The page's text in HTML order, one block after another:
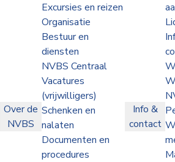
Over de
NVBS
Excursies en reizen
Organisatie
Bestuur en
diensten
NVBS Centraal
Vacatures
(vrijwilligers)
Schenken en
nalaten
Documenten en
procedures
Info &
contact